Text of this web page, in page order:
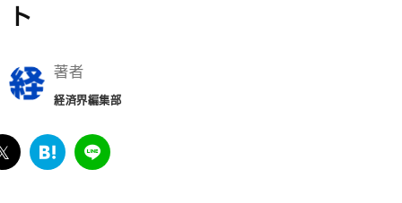
ト
著者
経済界編集部
twitter
は
LINE